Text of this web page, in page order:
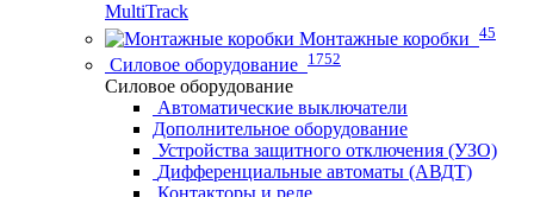
MultiTrack
Монтажные коробки 45
Силовое оборудование 1752
Силовое оборудование
Автоматические выключатели
Дополнительное оборудование
Устройства защитного отключения (УЗО)
Дифференциальные автоматы (АВДТ)
Контакторы и реле